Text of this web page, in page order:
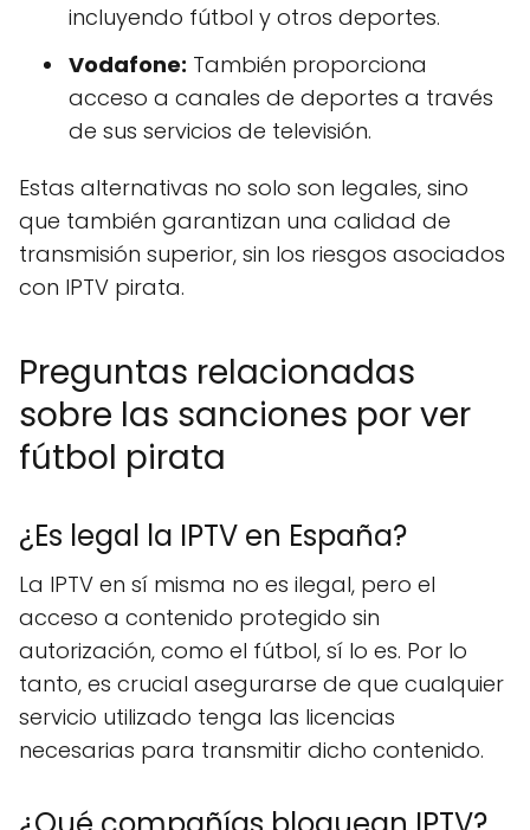
incluyendo fútbol y otros deportes.
Vodafone: También proporciona
acceso a canales de deportes a través
de sus servicios de televisión.
Estas alternativas no solo son legales, sino
que también garantizan una calidad de
transmisión superior, sin los riesgos asociados
con IPTV pirata.
Preguntas relacionadas
sobre las sanciones por ver
fútbol pirata
¿Es legal la IPTV en España?
La IPTV en sí misma no es ilegal, pero el
acceso a contenido protegido sin
autorización, como el fútbol, sí lo es. Por lo
tanto, es crucial asegurarse de que cualquier
servicio utilizado tenga las licencias
necesarias para transmitir dicho contenido.